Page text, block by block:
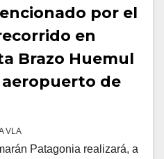
por el
Brazo Huemul
de
VLA
Patagonia realizará, a